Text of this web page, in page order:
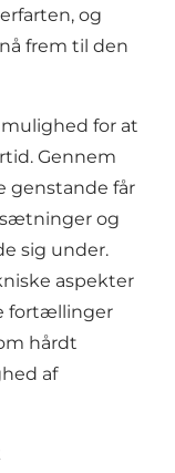
og
frem til den
for at
Gennem
genstande får
og
sig under.
aspekter
fortællinger
hårdt
af